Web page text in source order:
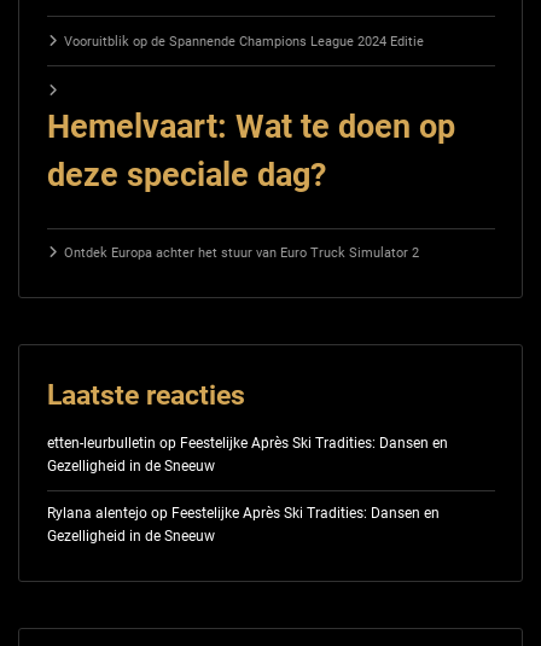
Vooruitblik op de Spannende Champions League 2024 Editie
Hemelvaart: Wat te doen op
deze speciale dag?
Ontdek Europa achter het stuur van Euro Truck Simulator 2
Laatste reacties
etten-leurbulletin op Feestelijke Après Ski Tradities: Dansen en
Gezelligheid in de Sneeuw
Rylana alentejoop Feestelijke Après Ski Tradities: Dansen en
Gezelligheid in de Sneeuw